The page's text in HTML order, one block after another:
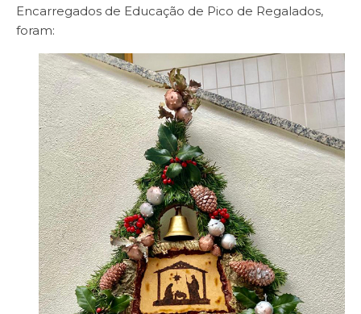
Encarregados de Educação de Pico de Regalados,
foram: